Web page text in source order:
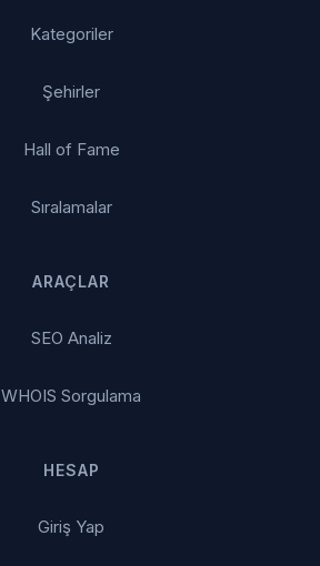
Kategoriler
Şehirler
Hall of Fame
Sıralamalar
ARAÇLAR
SEO Analiz
WHOIS Sorgulama
HESAP
Giriş Yap